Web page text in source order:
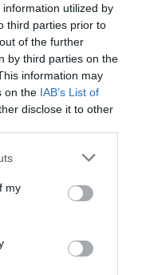
utilized by
third parties prior to
of the further
by third parties on the
information may
on the IAB’s List of
disclose it to other
my
/ ΜΟΥΣΙΚΑ ΝΕΑ
κοιτάς από
Κώστας
στο